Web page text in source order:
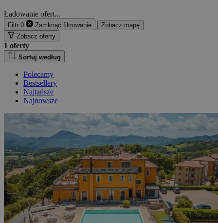
Ładowanie ofert...
Filtr 0 Zamknąć filtrowanie
Zobacz mapę
Zobacz oferty
1 oferty
Sortuj według
Polecamy
Bestsellery
Najtańsze
Najnowsze